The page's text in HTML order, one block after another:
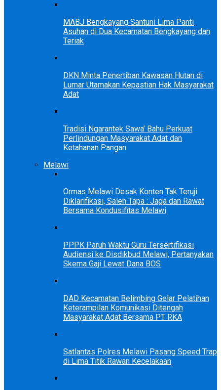
MABJ Bengkayang Santuni Lima Panti
Asuhan di Dua Kecamatan Bengkayang dan
Teriak
DKN Minta Penertiban Kawasan Hutan di
Lumar Utamakan Kepastian Hak Masyarakat
Adat
Tradisi Ngarantek Sawa’ Bahu Perkuat
Perlindungan Masyarakat Adat dan
Ketahanan Pangan
Melawi
Ormas Melawi Desak Konten Tak Teruji
Diklarifikasi, Saleh Tapa : Jaga dan Rawat
Bersama Kondusifitas Melawi
PPPK Paruh Waktu Guru Tersertifikasi
Audiensi ke Disdikbud Melawi, Pertanyakan
Skema Gaji Lewat Dana BOS
DAD Kecamatan Belimbing Gelar Pelatihan
Keterampilan Komunikasi Ditengah
Masyarakat Adat Bersama PT RKA
Satlantas Polres Melawi Pasang Speed Trap
di Lima Titik Rawan Kecelakaan